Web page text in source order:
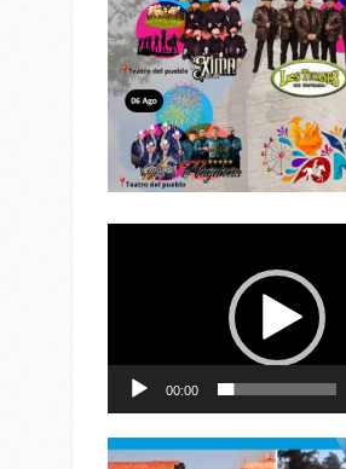
00:00